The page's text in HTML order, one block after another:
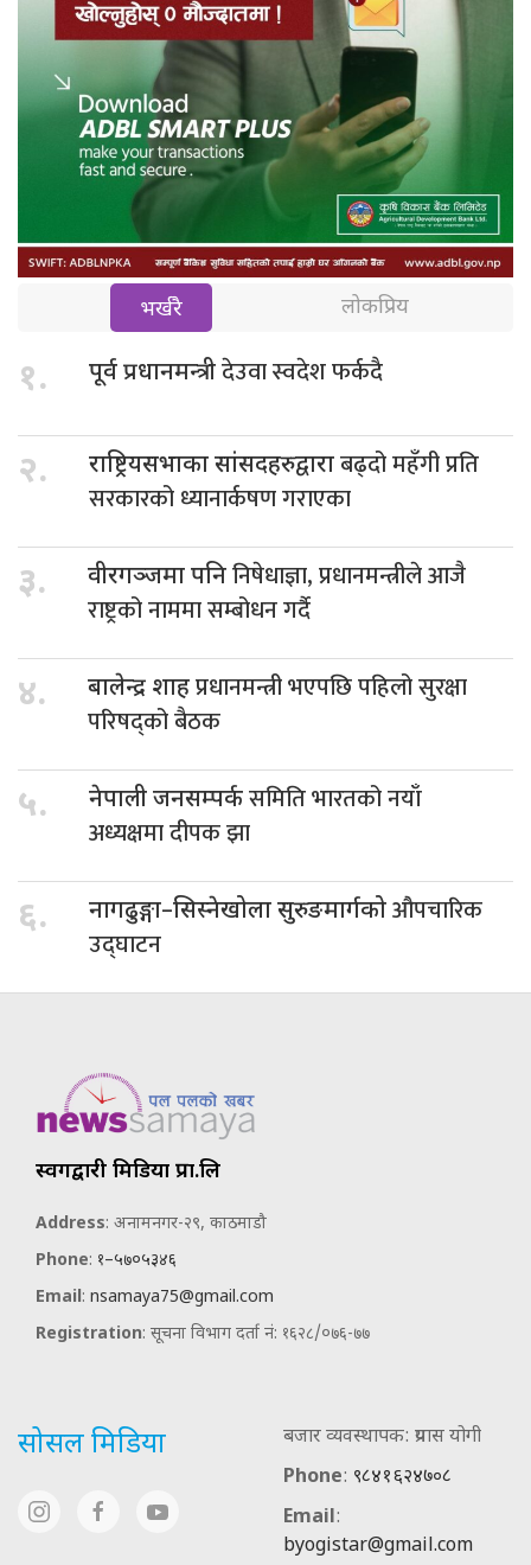
भर्खरै लोकप्रिय
१. पूर्व प्रधानमन्त्रीदेउवा स्वदेश फर्कदै
२. राष्ट्रियसभाका सांसदहरुद्वाराबढ्दो महँगी प्रति
सरकारको ध्यानार्कषण गराएका
३. वीरगञ्जमा पनिनिषेधाज्ञा, प्रधानमन्त्रीले आजै
राष्ट्रको नाममा सम्बोधन गर्दै
४. बालेन्द्र शाहप्रधानमन्त्री भएपछि पहिलो सुरक्षा
परिषद्को बैठक
५. नेपाली जनसम्पर्कसमिति भारतको नयाँ
अध्यक्षमा दीपक झा
६. नागढुङ्गा–सिस्नेखोला सुरुङमार्गकोऔपचारिक
उद्घाटन
स्वर्गद्वारी मिडिया प्रा.लि
Address: अनामनगर-२९, काठमाडौ
Phone: १–५७०५३४६
Email: nsamaya75@gmail.com
Registration: सूचना विभाग दर्ता नं: १६२८/०७६-७७
सोसल मिडिया
बजार व्यवस्थापक: प्रयास योगी
Phone: ९८४१६२४७०८
Email:
byogistar@gmail.com